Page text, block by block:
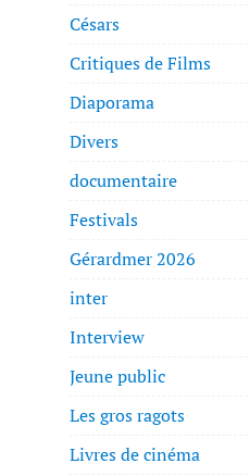
Césars
Critiques de Films
Diaporama
Divers
documentaire
Festivals
Gérardmer 2026
inter
Interview
Jeune public
Les gros ragots
Livres de cinéma